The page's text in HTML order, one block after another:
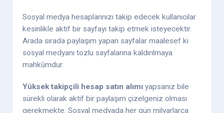
Sosyal medya hesaplarınızı takip edecek kullanıcılar
kesinlikle aktif bir sayfayı takip etmek isteyecektir.
Arada sırada paylaşım yapan sayfalar maalesef ki
sosyal medyanı tozlu sayfalarına kaldırılmaya
mahkûmdur.
Yüksek takipçili hesap satın alımı yapsanız bile
sürekli olarak aktif bir paylaşım çizelgeniz olması
gerekmekte. Sosyal medyada her gün milyarlarca